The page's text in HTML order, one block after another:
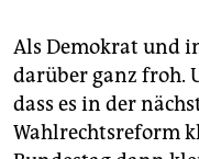
Als Demokrat und
darüber ganz froh.
dass es in der
Wahlrechtsreform